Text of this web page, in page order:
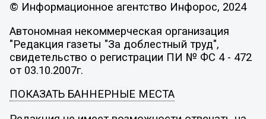
© Информационное агентство Инфорос, 2024
Автономная некоммерческая организация
"Редакция газеты "За доблестный труд",
свидетельство о регистрации ПИ № ФС 4 - 472
от 03.10.2007г.
ПОКАЗАТЬ БАННЕРНЫЕ МЕСТА